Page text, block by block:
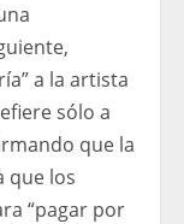
a la artista
sólo a
que la
que los
“pagar por